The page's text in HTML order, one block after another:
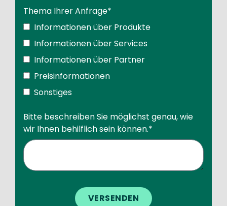
Thema Ihrer Anfrage*
Informationen über Produkte
Informationen über Services
Informationen über Partner
Preisinformationen
Sonstiges
Bitte beschreiben Sie möglichst genau, wie
wir Ihnen behilflich sein können.*